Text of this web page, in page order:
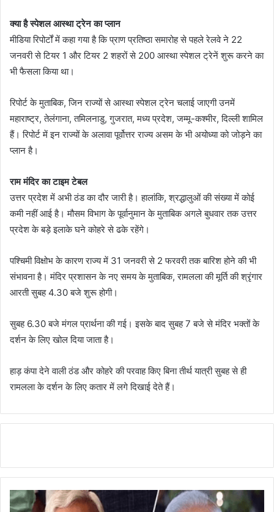
क्या है स्पेशल आस्था ट्रेन का प्लान
मीडिया रिपोर्टों में कहा गया है कि प्राण प्रतिष्ठा समारोह से पहले रेलवे ने 22
जनवरी से टियर 1 और टियर 2 शहरों से 200 आस्था स्पेशल ट्रेनें शुरू करने का
भी फैसला किया था।
रिपोर्ट के मुताबिक, जिन राज्यों से आस्था स्पेशल ट्रेन चलाई जाएगी उनमें
महाराष्ट्र, तेलंगाना, तमिलनाडु, गुजरात, मध्य प्रदेश, जम्मू-कश्मीर, दिल्ली शामिल
हैं। रिपोर्ट में इन राज्यों के अलावा पूर्वोत्तर राज्य असम के भी अयोध्या को जोड़ने का
प्लान है।
राम मंदिर का टाइम टेबल
उत्तर प्रदेश में अभी ठंड का दौर जारी है। हालांकि, श्रद्धालुओं की संख्या में कोई
कमी नहीं आई है। मौसम विभाग के पूर्वानुमान के मुताबिक अगले बुधवार तक उत्तर
प्रदेश के बड़े इलाके घने कोहरे से ढके रहेंगे।
पश्चिमी विक्षोभ के कारण राज्य में 31 जनवरी से 2 फरवरी तक बारिश होने की भी
संभावना है। मंदिर प्रशासन के नए समय के मुताबिक, रामलला की मूर्ति की श्रृंगार
आरती सुबह 4.30 बजे शुरू होगी।
सुबह 6.30 बजे मंगल प्रार्थना की गई। इसके बाद सुबह 7 बजे से मंदिर भक्तों के
दर्शन के लिए खोल दिया जाता है।
हाड़ कंपा देने वाली ठंड और कोहरे की परवाह किए बिना तीर्थ यात्री सुबह से ही
रामलला के दर्शन के लिए कतार में लगे दिखाई देते हैं।